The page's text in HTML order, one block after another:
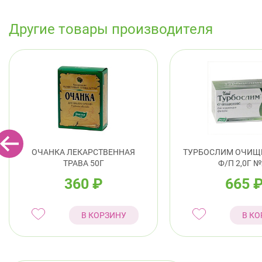
Другие товары производителя
ОЧАНКА ЛЕКАРСТВЕННАЯ
ТРАВА 50Г
360 ₽
В КОРЗИНУ
ТУРБОСЛИМ
Ф/П 2,0Г
665
В